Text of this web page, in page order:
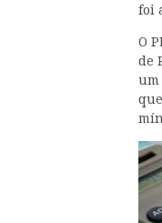
foi
O
de
um